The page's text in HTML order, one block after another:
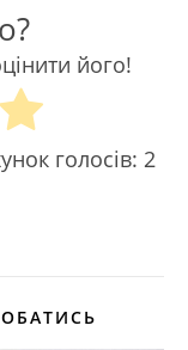
його!
голосів: 2